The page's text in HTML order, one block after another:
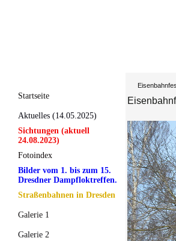
Startseite
Aktuelles (14.05.2025)
Sichtungen (aktuell
24.08.2023)
Fotoindex
Bilder vom 1. bis zum 15.
Dresdner Dampfloktreffen.
Straßenbahnen in Dresden
Galerie 1
Galerie 2